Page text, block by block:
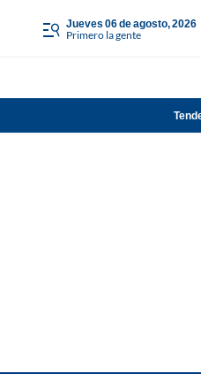
jueves 06 de agosto, 2026
Primero la gente